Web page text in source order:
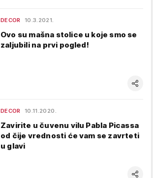
DECOR 10.3.2021.
Ovo su mašna stolice u koje smo se
zaljubili na prvi pogled!
DECOR 10.11.2020.
Zavirite u čuvenu vilu Pabla Picassa
od čije vrednosti će vam se zavrteti
u glavi